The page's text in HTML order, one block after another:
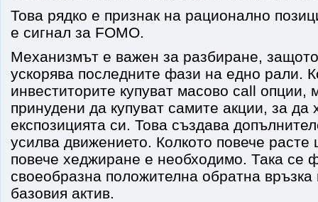
Това рядко е признак на рационално
е сигнал за FOMO.
Механизмът е важен за разбиране,
ускорява последните фази на едно рали.
инвеститорите купуват масово call опции,
принудени да купуват самите акции, за да
експозицията си. Това създава
усилва движението. Колкото повече расте
повече хеджиране е необходимо. Така се
своеобразна положителна обратна
базовия актив.